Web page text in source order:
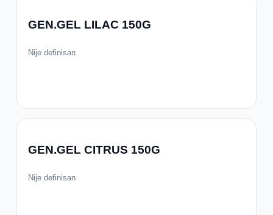
GEN.GEL LILAC 150G
Nije definisan
GEN.GEL CITRUS 150G
Nije definisan